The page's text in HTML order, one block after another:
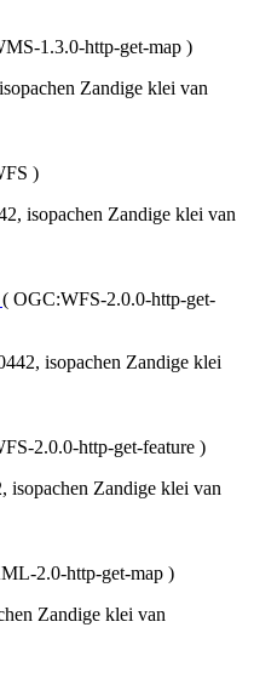
1.3.0-http-get-map )
Zandige klei van
)
isopachen Zandige klei van
( OGC:WFS-2.0.0-http-get-
isopachen Zandige klei
2.0.0-http-get-feature )
Zandige klei van
2.0-http-get-map )
Zandige klei van